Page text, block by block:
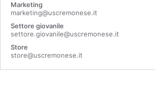
Marketing
marketing@uscremonese.it
Settore giovanile
settore.giovanile@uscremonese.it
Store
store@uscremonese.it